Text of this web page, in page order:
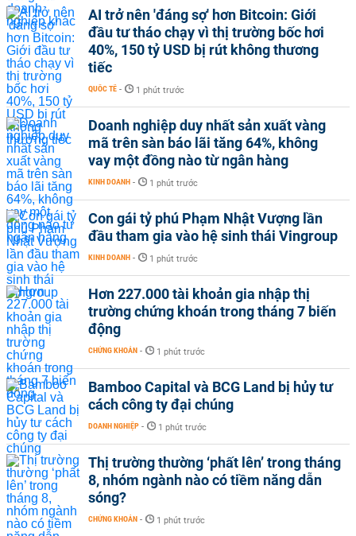
AI trở nên 'đáng sợ' hơn Bitcoin: Giới
đầu tư tháo chạy vì thị trường bốc hơi
40%, 150 tỷ USD bị rút không thương
tiếc
QUỐC TẾ - 1 phút trước
Doanh nghiệp duy nhất sản xuất vàng
mã trên sàn báo lãi tăng 64%, không
vay một đồng nào từ ngân hàng
KINH DOANH - 1 phút trước
Con gái tỷ phú Phạm Nhật Vượng lần
đầu tham gia vào hệ sinh thái Vingroup
KINH DOANH - 1 phút trước
Hơn 227.000 tài khoản gia nhập thị
trường chứng khoán trong tháng 7 biến
động
CHỨNG KHOÁN - 1 phút trước
Bamboo Capital và BCG Land bị hủy tư
cách công ty đại chúng
DOANH NGHIỆP - 1 phút trước
Thị trường thường ‘phất lên’ trong tháng
8, nhóm ngành nào có tiềm năng dẫn
sóng?
CHỨNG KHOÁN - 1 phút trước